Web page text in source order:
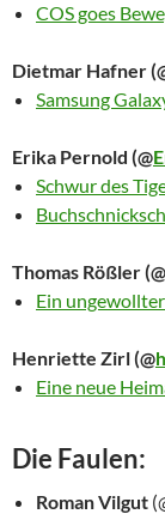
COS goes
Dietmar Hafner
Samsung
Erika Pernold (@
Schwur des
Thomas Rößler(@
Ein
Henriette Zirl(@
Eine neue
Die Faulen:
Roman Vilgut